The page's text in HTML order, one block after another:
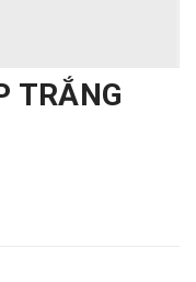
TRẮNG